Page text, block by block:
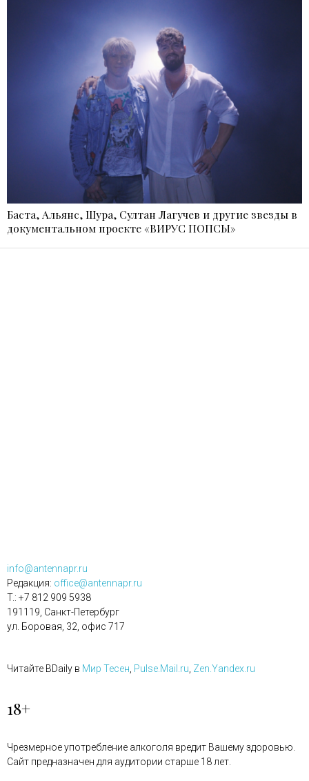
Баста, Альянс, Шура, Султан Лагучев и другие звезды в
документальном проекте «ВИРУС ПОПСЫ»
info@antennapr.ru
Редакция: office@antennapr.ru
T.: +7 812 909 5938
191119, Санкт-Петербург
ул. Боровая, 32, офис 717
Читайте BDaily в Мир Тесен Pulse.Mail.ru Zen.Yandex.ru
18+
Чрезмерное употребление алкоголя вредит Вашему здоровью.
Сайт предназначен для аудитории старше 18 лет.